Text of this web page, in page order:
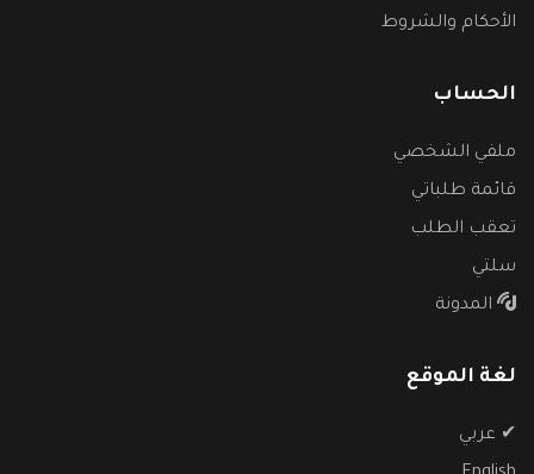
الأحكام والشروط
الحساب
ملفي الشخصي
قائمة طلباتي
تعقب الطلب
سلتي
المدونة
لغة الموقع
✔ عربي